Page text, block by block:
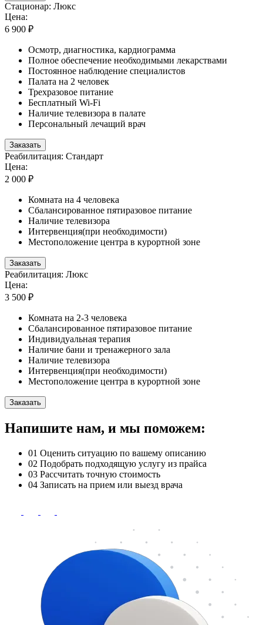
Стационар: Люкс
Цена:
6 900 ₽
Осмотр, диагностика, кардиограмма
Полное обеспечение необходимыми лекарствами
Постоянное наблюдение специалистов
Палата на 2 человек
Трехразовое питание
Бесплатный Wi-Fi
Наличие телевизора в палате
Персональный лечащий врач
Заказать
Реабилитация: Стандарт
Цена:
2 000 ₽
Комната на 4 человека
Сбалансированное пятиразовое питание
Наличие телевизора
Интервенция(при необходимости)
Местоположение центра в курортной зоне
Заказать
Реабилитация: Люкс
Цена:
3 500 ₽
Комната на 2-3 человека
Сбалансированное пятиразовое питание
Индивидуальная терапия
Наличие бани и тренажерного зала
Наличие телевизора
Интервенция(при необходимости)
Местоположение центра в курортной зоне
Заказать
Напишите нам, и мы поможем:
01 Оценить ситуацию по вашему описанию
02 Подобрать подходящую услугу из прайса
03 Рассчитать точную стоимость
04 Записать на прием или выезд врача